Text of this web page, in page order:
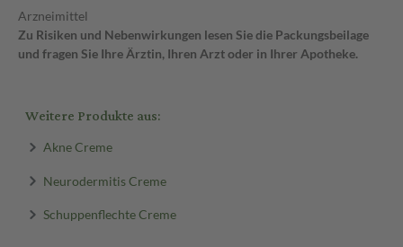
Arzneimittel
Zu Risiken und Nebenwirkungen lesen Sie die Packungsbeilage
und fragen Sie Ihre Ärztin, Ihren Arzt oder in Ihrer Apotheke.
Weitere Produkte aus:
Akne Creme
Neurodermitis Creme
Schuppenflechte Creme